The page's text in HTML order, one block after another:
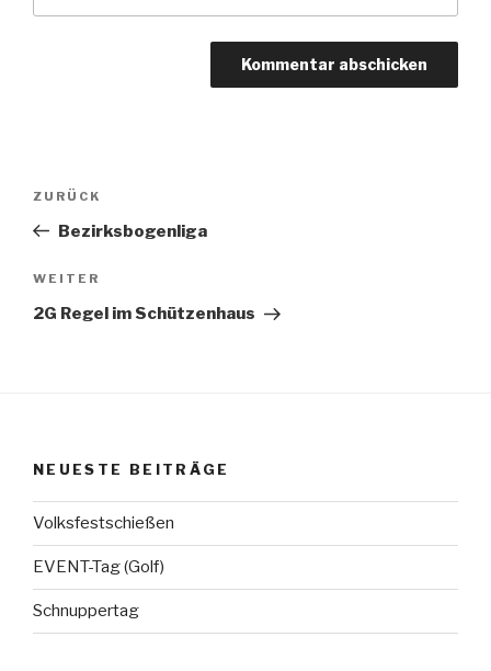
Beitragsnavigation
Vorheriger
Beitrag
ZURÜCK
Bezirksbogenliga
Nächster
Beitrag
WEITER
2G Regel im Schützenhaus
NEUESTE BEITRÄGE
Volksfestschießen
EVENT-Tag (Golf)
Schnuppertag